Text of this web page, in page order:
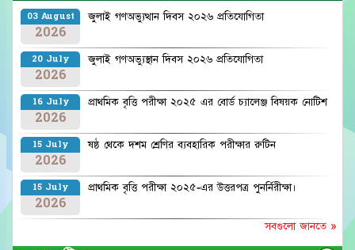
03 August
2026
জুলাই গণঅভ্যুত্থান দিবস ২০২৬ প্রতিযোগিতা
20 July
2026
জুলাই গণঅভ্যুস্থান দিবস ২০২৬ প্রতিযোগিতা
16 July
2026
প্রাথমিক বৃত্তি পরীক্ষা ২০২৫ এর বোর্ড চ্যালেঞ্জ বিষয়ক নোটিশ
15 July
2026
ষষ্ঠ থেকে দশম শ্রেণির ব্যবহারিক পরীক্ষার রুটিন
15 July
2026
প্রাথমিক বৃত্তি পরীক্ষা ২০২৫-এর উত্তরপত্র পুনর্নিরীক্ষা।
সবগুলো জানতে »